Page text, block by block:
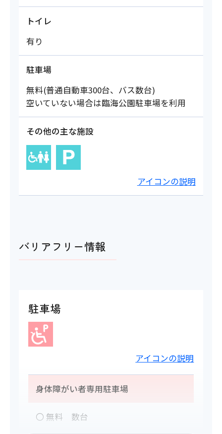
トイレ
有り
駐車場
無料(普通自動車300台、バス数台)
空いていない場合は臨海公園駐車場を利用
その他の主な施設
アイコンの説明
バリアフリー情報
駐車場
アイコンの説明
身体障がい者専用駐車場
〇 無料 数台